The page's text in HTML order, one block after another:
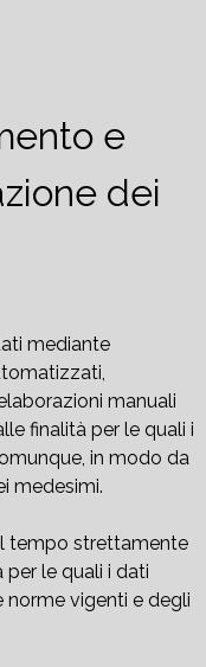
e
dei
mediante
manuali
finalità per le quali i
in modo da
medesimi.
tempo strettamente
le quali i dati
vigenti e degli